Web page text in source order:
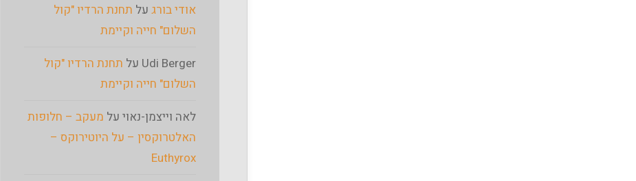
אודי בורג על תחנת הרדיו "קול
השלום" חייה וקיימת
Udi Berger על תחנת הרדיו "קול
השלום" חייה וקיימת
לאה וייצמן-נאוי על מעקב – חלופות
האלטרוקסין – על היוטירוקס –
Euthyrox